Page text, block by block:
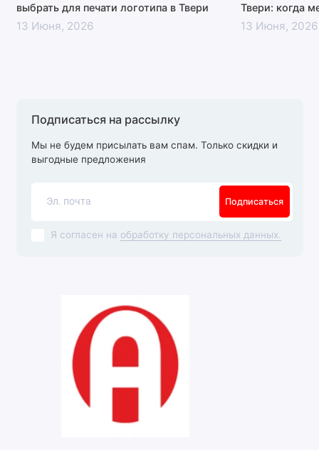
выбрать для печати логотипа в Твери
13 Июня, 2026
Твери: когда
13 Июня, 2026
Подписаться на рассылку
Мы не будем присылать вам спам. Только скидки и
выгодные предложения
Подписаться
Я согласен на обработку персональных данных.